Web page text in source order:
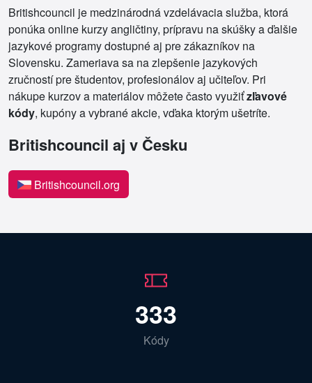
Britishcouncil je medzinárodná vzdelávacia služba, ktorá
ponúka online kurzy angličtiny, prípravu na skúšky a ďalšie
jazykové programy dostupné aj pre zákazníkov na
Slovensku. Zameriava sa na zlepšenie jazykových
zručností pre študentov, profesionálov aj učiteľov. Pri
nákupe kurzov a materiálov môžete často využiťzľavové
kódy, kupóny a vybrané akcie, vďaka ktorým ušetríte.
Britishcouncil aj v Česku
Britishcouncil.org
333
Kódy